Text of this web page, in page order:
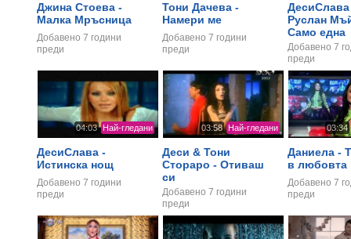
Джина Стоева -
Малка Мръсница
Добавено 7 години
преди
Тони Дачева -
Намери ме
Добавено 7 години
преди
ДесиСлава
Руслан
Само една
Добавено 7
преди
04:03 Най-гледани
ДесиСлава -
Истинска нощ
Добавено 7 години
преди
03:58 Най-гледани
Деси & Тони
Стораро - Отиваш
си
Добавено 7 години
преди
03:34
Даниела -
в любовта
Добавено 7
преди